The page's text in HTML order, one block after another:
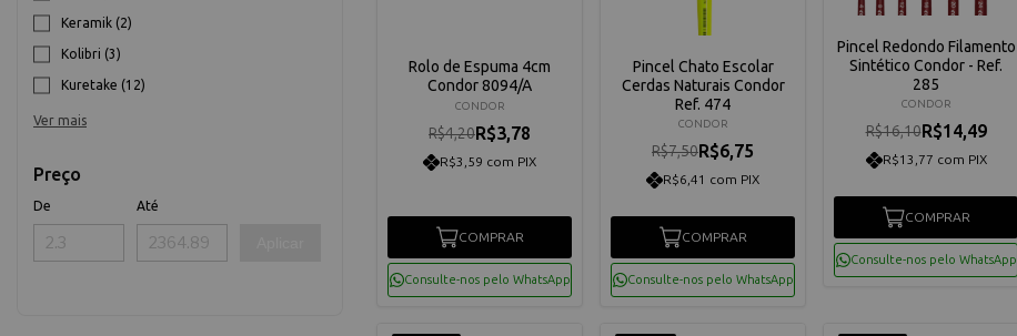
Keramik (2)
Kolibri (3)
Kuretake (12)
Ver mais
Preço
De Até
Rolo de Espuma 4cm
Condor 8094/A
CONDOR
R$4,20R$3,78
R$3,59 com PIX
COMPRAR
Consulte-nos pelo WhatsApp
Pincel Chato Escolar
Cerdas Naturais Condor
Ref. 474
CONDOR
R$7,50R$6,75
R$6,41 com PIX
COMPRAR
Consulte-nos pelo WhatsApp
Pincel Redondo Filamento
Sintético Condor - Ref.
285
CONDOR
R$16,10R$14,49
R$13,77 com PIX
COMPRAR
Consulte-nos pelo WhatsApp